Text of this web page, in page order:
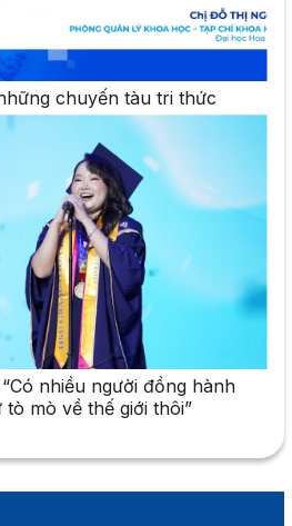
chuyến tàu tri thức
nhiều người đồng hành
mò về thế giới thôi”